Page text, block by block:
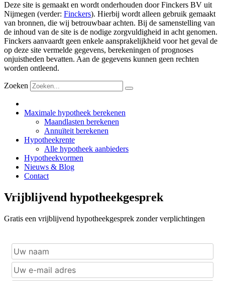
Deze site is gemaakt en wordt onderhouden door Finckers BV uit
Nijmegen (verder: Finckers). Hierbij wordt alleen gebruik gemaakt
van bronnen, die wij betrouwbaar achten. Bij de samenstelling van
de inhoud van de site is de nodige zorgvuldigheid in acht genomen.
Finckers aanvaardt geen enkele aansprakelijkheid voor het geval de
op deze site vermelde gegevens, berekeningen of prognoses
onjuistheden bevatten. Aan de gegevens kunnen geen rechten
worden ontleend.
Zoeken
Maximale hypotheek berekenen
Maandlasten berekenen
Annuïteit berekenen
Hypotheekrente
Alle hypotheek aanbieders
Hypotheekvormen
Nieuws & Blog
Contact
Vrijblijvend hypotheekgesprek
Gratis een vrijblijvend hypotheekgesprek zonder verplichtingen